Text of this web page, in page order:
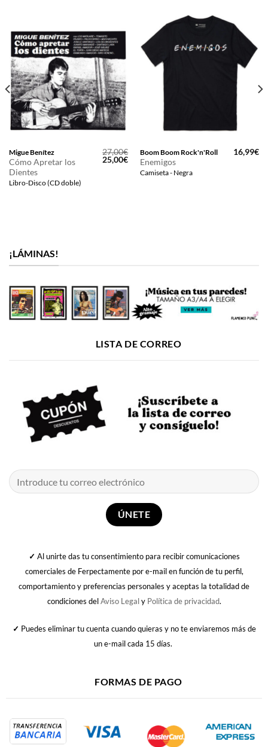
Migue Benítez
Cómo Apretar los
Dientes
Libro-Disco (CD doble)
27,00€
El
precio
25,00€El
precio
actual
Boom Boom Rock'n'Roll
Enemigos
Camiseta - Negra
16,99€
¡LÁMINAS!
LISTA DE CORREO
✓ Al unirte das tu consentimiento para recibir comunicaciones
comerciales de Ferpectamente por e-mail en función de tu perfil,
comportamiento y preferencias personales y aceptas la totalidad de
condiciones delAviso Legaly Política de privacidad.
✓ Puedes eliminar tu cuenta cuando quieras y no te enviaremos más de
un e-mail cada 15 días.
FORMAS DE PAGO